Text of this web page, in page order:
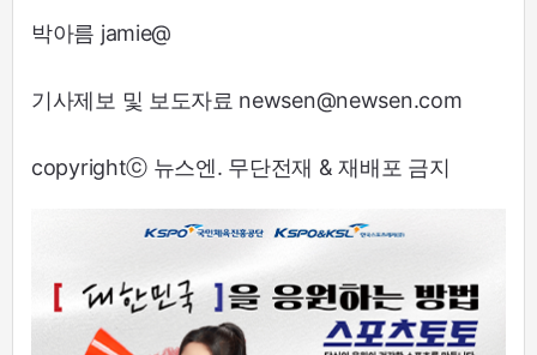
박아름 jamie@
기사제보 및 보도자료 newsen@newsen.com
copyrightⓒ 뉴스엔. 무단전재 & 재배포 금지